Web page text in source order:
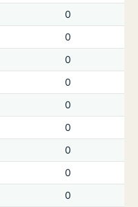
0
0
0
0
0
0
0
0
0